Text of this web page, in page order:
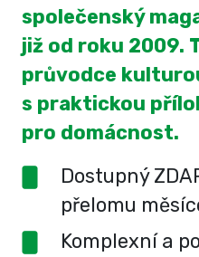
společenský
již od roku 2009.
průvodce
s praktickou
pro domácnost.
Dostupný
přelomu
Komplexní a